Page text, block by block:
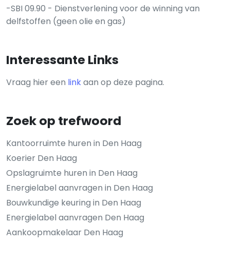
-SBI 09.90 - Dienstverlening voor de winning van
delfstoffen (geen olie en gas)
Interessante Links
Vraag hier een linkaan op deze pagina.
Zoek op trefwoord
Kantoorruimte huren in Den Haag
Koerier Den Haag
Opslagruimte huren in Den Haag
Energielabel aanvragen in Den Haag
Bouwkundige keuring in Den Haag
Energielabel aanvragen Den Haag
Aankoopmakelaar Den Haag